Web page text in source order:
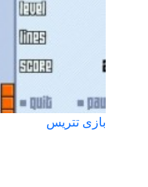
بازی تتریس